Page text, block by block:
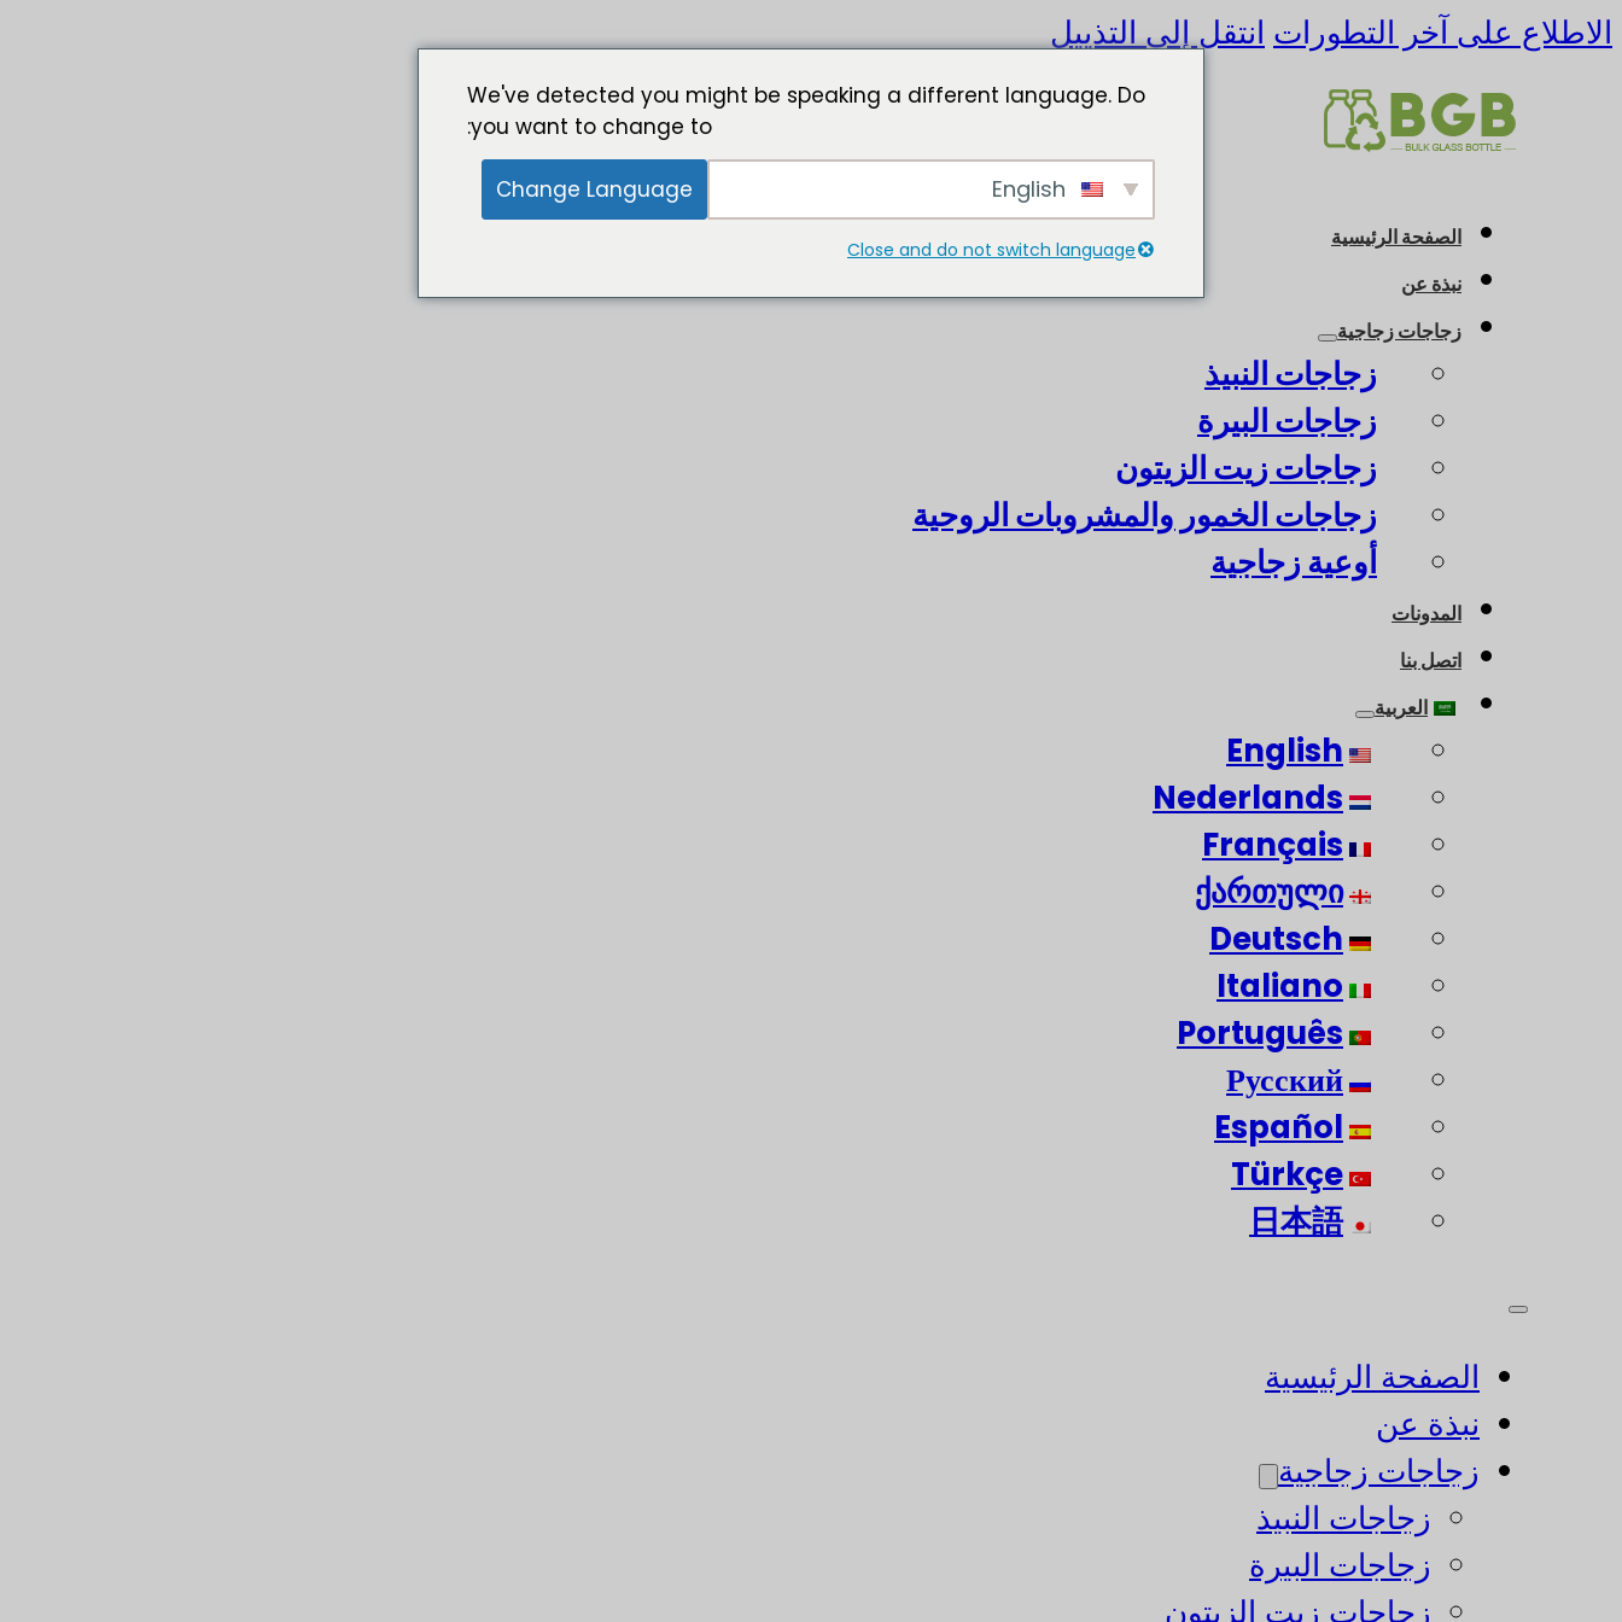
الاطلاع على آخر التطورات انتقل إلى التذييل
الصفحة الرئيسية
نبذة عن
زجاجات زجاجية
زجاجات النبيذ
زجاجات البيرة
زجاجات زيت الزيتون
زجاجات الخمور والمشروبات الروحية
أوعية زجاجية
المدونات
اتصل بنا
العربية
English
Nederlands
Français
ქართული
Deutsch
Italiano
Português
Русский
Español
Türkçe
日本語
الصفحة الرئيسية
نبذة عن
زجاجات زجاجية
زجاجات النبيذ
زجاجات البيرة
زجاجات زيت الزيتون
We've detected you might be speaking a different language. Do
you want to change to:
Change Language
Close and do not switch language